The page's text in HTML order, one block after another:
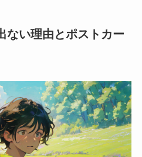
ない理由とポストカー